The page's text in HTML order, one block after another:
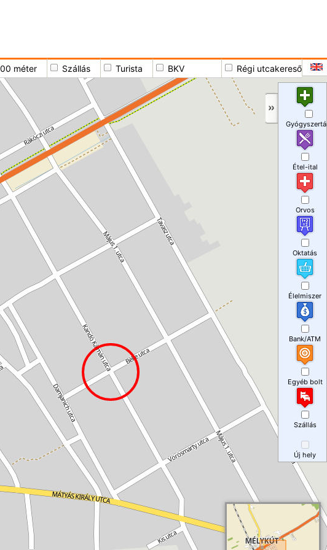
méter Szállás Turista BKV Régi utcakereső
Étel-ital
Orvos
Oktatás
Élelmiszer
Bank/ATM
Egyéb bolt
Szállás
Új hely